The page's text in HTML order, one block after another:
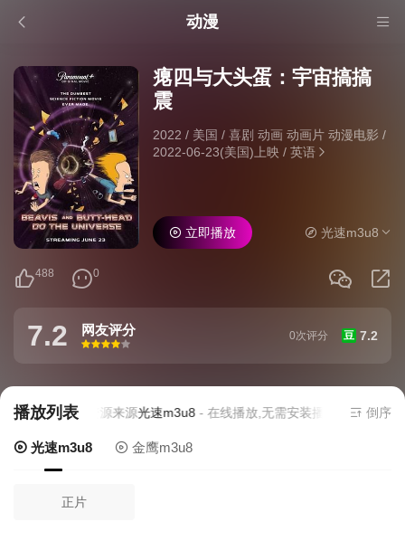
动漫
瘪四与大头蛋：宇宙搞搞
震
2022 / 美国 / 喜剧 动画 动画片 动漫电影/
2022-06-23(美国)上映 / 英语
488 0
立即播放 光速m3u8
7.2 网友评分
很差
较差还行推荐力荐
豆 7.2
0次评分
播放列表
当前资源来源光速m3u8- 在线播放,无需安装播放器 倒序
光速m3u8 金鹰m3u8
正片